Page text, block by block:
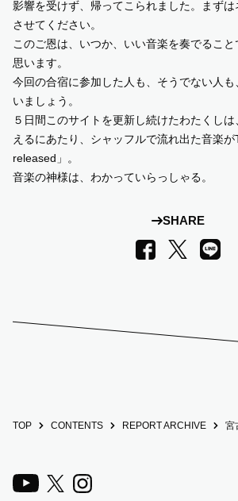
影響を受けず、帰ってこられました。まずは
させてください。
このご恩は、いつか、いい音楽を奏でること
思います。
今回の合宿に参加した人も、そうでない人
いましょう。
５日間このサイトを更新し続けたわたくし
えるにあたり、シャッフルで流れ出た音楽
released」。
音楽の神様は、わかっていらっしゃる。
SHARE
Facebook
X LINE
TOP CONTENTS REPORT ARCHIVE 宮